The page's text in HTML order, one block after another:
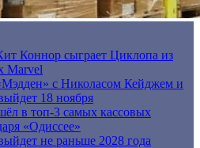
Коннор сыграет Циклопа из
Marvel
с Николасом Кейджем и
18 ноября
в топ-3 самых кассовых
«Одиссее»
не раньше 2028 года